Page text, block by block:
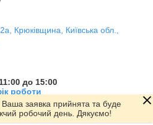
Крюківщина, Київська обл.,
до 15:00
роботи
заявка прийнята та буде
робочий день. Дякуємо!